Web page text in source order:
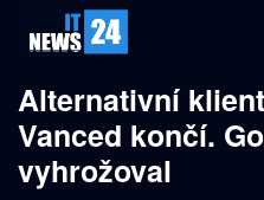
Alternativní
Vanced končí.
vyhrožoval